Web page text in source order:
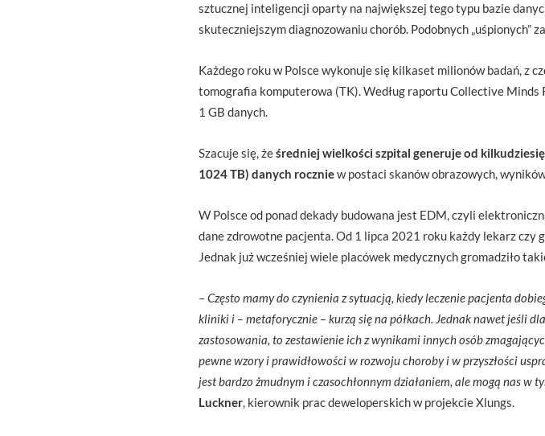
sztucznej inteligencji oparty na największej tego typu bazie
skuteczniejszym diagnozowaniu chorób. Podobnych „uśpionych”
Każdego roku w Polsce wykonuje się kilkaset milionów badań, z
tomografia komputerowa (TK). Według raportu Collective
1 GB danych.
Szacuje się, żeśredniej wielkości szpital generuje od
1024 TB) danych roczniew postaci skanów obrazowych,
W Polsce od ponad dekady budowana jest EDM, czyli
dane zdrowotne pacjenta. Od 1 lipca 2021 roku każdy lekarz
Jednak już wcześniej wiele placówek medycznych gromadziło
–Często mamy do czynienia z sytuacją, kiedy leczenie pacjenta
kliniki i – metaforycznie – kurzą się na półkach. Jednak nawet jeśli
zastosowania, to zestawienie ich z wynikami innych osób
pewne wzory i prawidłowości w rozwoju choroby i w przyszłości
jest bardzo żmudnym i czasochłonnym działaniem, ale mogą nas w
Luckner, kierownik prac deweloperskich w projekcie Xlungs.